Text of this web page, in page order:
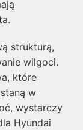
strukturą,
wilgoci.
które
w
wystarczy
Hyundai